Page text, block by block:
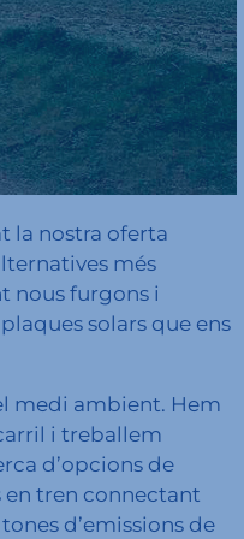
la nostra oferta
més
nous furgons i
solars que ens
medi ambient. Hem
i treballem
d’opcions de
en tren connectant
d’emissions de